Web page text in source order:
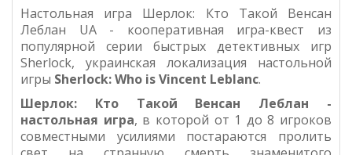
Настольная игра Шерлок: Кто Такой Венсан
Леблан UA - кооперативная игра-квест из
популярной серии быстрых детективных игр
Sherlock, украинская локализация настольной
игры Sherlock:Who is Vincent Leblanc.
Шерлок: Кто Такой Венсан Леблан
-
настольная игра, в которой от 1 до 8 игроков
совместными усилиями постараются пролить